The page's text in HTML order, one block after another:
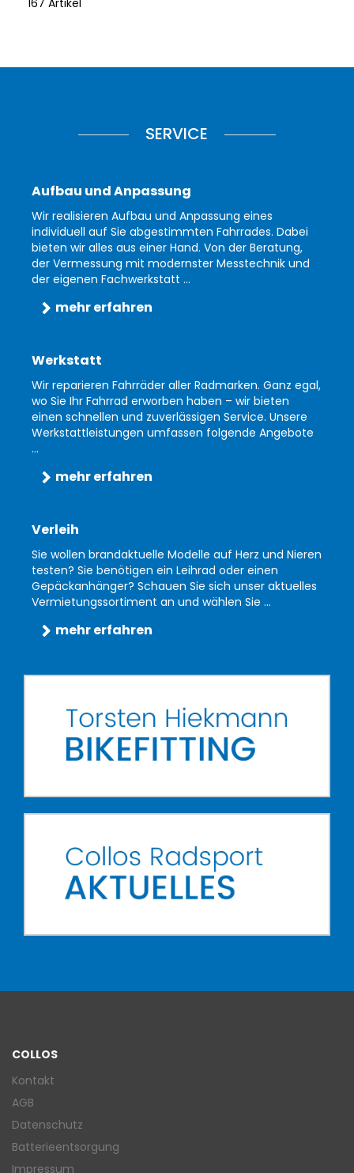
SERVICE
Aufbau und Anpassung
Wir realisieren Aufbau und Anpassung eines
individuell auf Sie abgestimmten Fahrrades. Dabei
bieten wir alles aus einer Hand. Von der Beratung,
der Vermessung mit modernster Messtechnik und
der eigenen Fachwerkstatt ...
mehr erfahren
Werkstatt
Wir reparieren Fahrräder aller Radmarken. Ganz egal,
wo Sie Ihr Fahrrad erworben haben – wir bieten
einen schnellen und zuverlässigen Service. Unsere
Werkstattleistungen umfassen folgende Angebote
...
mehr erfahren
Verleih
Sie wollen brandaktuelle Modelle auf Herz und Nieren
testen? Sie benötigen ein Leihrad oder einen
Gepäckanhänger? Schauen Sie sich unser aktuelles
Vermietungssortiment an und wählen Sie ...
mehr erfahren
COLLOS
Kontakt
AGB
Datenschutz
Batterieentsorgung
Impressum